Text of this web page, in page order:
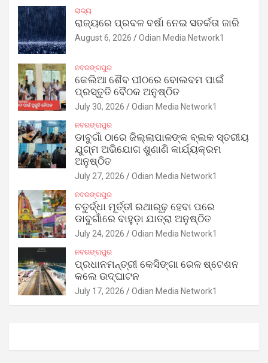
ରାଜ୍ୟ
ରାଜ୍ୟରେ ପ୍ରବଳ ବର୍ଷା ନେଇ ସତର୍କତା ଜାରି
August 6, 2026 Odian Media Network1
ନବରଙ୍ଗପୁର
କେଲିଆ ଶୈବ ପୀଠରେ ବୋଲବମ ପାଇଁ
ପ୍ରସ୍ତୁତି ବୈଠକ ଅନୁଷ୍ଠିତ
July 30, 2026 Odian Media Network1
ନବରଙ୍ଗପୁର
ଡାବୁଗାଁ ଠାରେ ଜିଲ୍ଲାପାଳଙ୍କ ବ୍ଲକ ସ୍ତରୀୟ
ଯୁଗ୍ମ ଅଭିଯୋଗ ଶୁଣାଣି କାର୍ଯ୍ୟକ୍ରମ
ଅନୁଷ୍ଠିତ
July 27, 2026 Odian Media Network1
ନବରଙ୍ଗପୁର
ଚତୁର୍ଦ୍ଧା ମୂର୍ତ୍ତୀ ରଥାରୂଢ଼ ହେବା ପରେ
ଡାବୁଗାଁରେ ବାହୁଡ଼ା ଯାତ୍ରା ଅନୁଷ୍ଠିତ
July 24, 2026 Odian Media Network1
ନବରଙ୍ଗପୁର
ପ୍ରଧାନମନ୍ତ୍ରୀ କେସିଙ୍ଗା ରେଳ ଷ୍ଟେଶନ
କଲେ ଉଦ୍‌ଘାଟନ
July 17, 2026 Odian Media Network1